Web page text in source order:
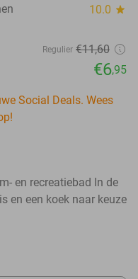
10.0 star
Regulier €11,60
€6,95
Social Deals. Wees
en recreatiebad In de
en een koek naar keuze